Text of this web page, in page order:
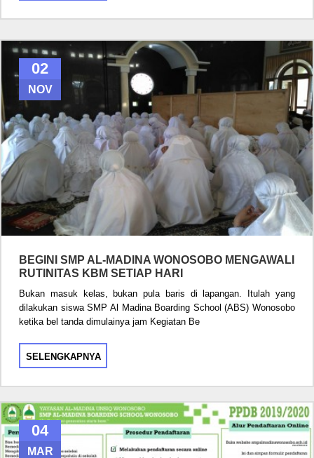
02
NOV
BEGINI SMP AL-MADINA WONOSOBO MENGAWALI
RUTINITAS KBM SETIAP HARI
Bukan masuk kelas, bukan pula baris di lapangan. Itulah yang
dilakukan siswa SMP Al Madina Boarding School (ABS) Wonosobo
ketika bel tanda dimulainya jam Kegiatan Be
SELENGKAPNYA
04
MAR